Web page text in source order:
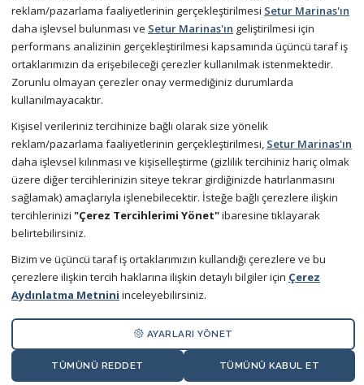
Bize Ulaşın
Sıkça Sorulan Sorular
Şimdi Mobil Uygulamamızı Ücretsiz Deneyin
© Copyright 2026 Setur Marinas
Anasayfa Hakkımızda Liderlik Taahhütnamesi
reklam/pazarlama faaliyetlerinin gerçekleştirilmesi Setur Marinas'ın
daha işlevsel bulunması ve Setur Marinas'ın geliştirilmesi için
performans analizinin gerçekleştirilmesi kapsamında üçüncü taraf iş
ortaklarımızın da erişebileceği çerezler kullanılmak istenmektedir.
Zorunlu olmayan çerezler onay vermediğiniz durumlarda
kullanılmayacaktır.
Kişisel verileriniz tercihinize bağlı olarak size yönelik
reklam/pazarlama faaliyetlerinin gerçekleştirilmesi, Setur Marinas'ın
daha işlevsel kılınması ve kişiselleştirme (gizlilik tercihiniz hariç olmak
üzere diğer tercihlerinizin siteye tekrar girdiğinizde hatırlanmasını
sağlamak) amaçlarıyla işlenebilecektir. İsteğe bağlı çerezlere ilişkin
tercihlerinizi "Çerez Tercihlerimi Yönet"ibaresine tıklayarak
belirtebilirsiniz.
Bizim ve üçüncü taraf iş ortaklarımızın kullandığı çerezlere ve bu
çerezlere ilişkin tercih haklarına ilişkin detaylı bilgiler için Çerez
Aydınlatma Metnini inceleyebilirsiniz.
AYARLARI YÖNET
TÜMÜNÜ REDDET TÜMÜNÜ KABUL ET
×
Size yardımcı olmak için buradayım!